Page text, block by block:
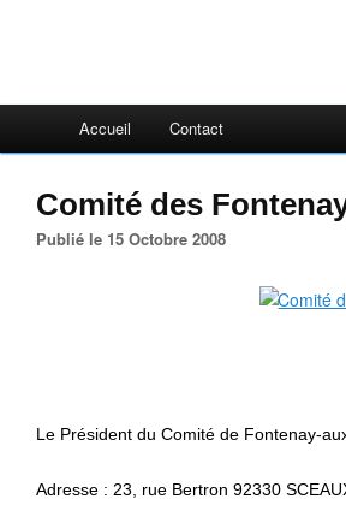
Accueil Contact
Comité des
Publié le 15 Octobre 2008
Le Président du Comité de Fontenay-
Adresse : 23, rue Bertron 92330